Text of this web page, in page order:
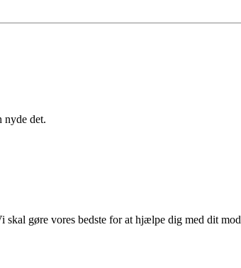
nyde det.
gøre vores bedste for at hjælpe dig med dit